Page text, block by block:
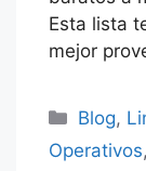
o
o
e
n
er
Esta lista
mejor
Blog,
Operativos,